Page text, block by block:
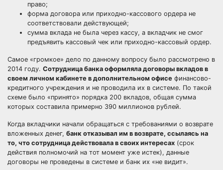
право;
форма договора или приходно-кассового ордера не
соответствовали действующей;
сумма вклада не была через кассу, а вкладчик не смог
предъявить кассовый чек или приходно-кассовый ордер.
Самое «громкое» дело по данному вопросу было рассмотрено в
2014 году. Сотрудница банка оформляла договоры вкладов в
своем личном кабинете в дополнительном офисе финансово-
кредитного учреждения и не проводила их в системе. По такой
схеме было «принято» порядка 200 вкладов, общая сумма
которых составила примерно 390 миллионов рублей.
Когда вкладчики начали обращаться с требованиями о возврате
вложенных денег, банк отказывал им в возврате, ссылаясь на
то, что сотрудница действовала в своих интересах (срок
действия полномочий на тот момент уже истек), данные
договоры не проведены в системе и банк их «не видит».